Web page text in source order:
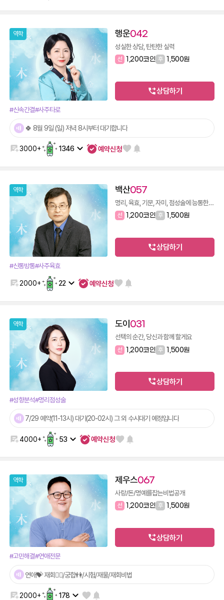
역학 행운042
성실한 상담, 탄탄한 실력
선 1,200코인 후 1,500원
상담하기
#신속간결#사주타로
🍀 8월 9일 (일) 저녁 8시부터 대기합니다
3000+ 1346 예약신청
역학 백산057
명리, 육효, 기문, 자미, 점성술에 능통한 술사
선 1,200코인 후 1,500원
상담하기
#신통방통#사주육효
2000+ 22 예약신청
역학 도이 031
선택의 순간, 당신과 함께 할게요
선 1,200코인 후 1,500원
상담하기
#성향분석#명리점성술
7/29 예약(11-13시) 대기(20-02시) 그 외 수시대기 예정입니다
4000+ 53 예약신청
역학 제우스067
사랑/돈/명예를잡는비법공개
선 1,200코인 후 1,500원
상담하기
#고민해결#연애전문
연애💝 재회🙋‍♂️/궁합👫/시험/재물/재회비법
2000+ 178